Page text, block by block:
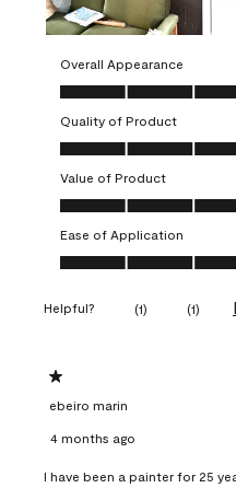
Overall Appearance
Overall Appearance, 5.0 out
Quality of Product
Quality of Product, 5.0 out
Value of Product
Value of Product, 5.0 out of
Ease of Application
Ease of Application, 4.0 out
Helpful? (1) (1)
1 out of 5 stars.
ebeiro marin
4 months ago
I have been a painter for 25